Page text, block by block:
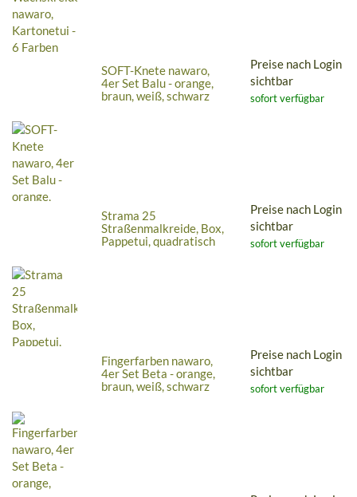
SOFT-Knete nawaro,
4er Set Balu - orange,
braun, weiß, schwarz
Preise nach Login
sichtbar
sofort verfügbar
Strama 25
Straßenmalkreide, Box,
Pappetui, quadratisch
Preise nach Login
sichtbar
sofort verfügbar
Fingerfarben nawaro,
4er Set Beta - orange,
braun, weiß, schwarz
Preise nach Login
sichtbar
sofort verfügbar